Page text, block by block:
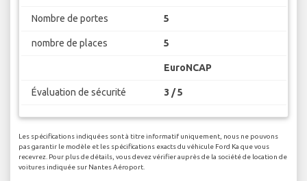
Nombre de portes 5
nombre de places 5
EuroNCAP
Évaluation de sécurité 3 / 5
Les spécifications indiquées sont à titre informatif uniquement, nous ne pouvons
pas garantir le modèle et les spécifications exacts du véhicule Ford Ka que vous
recevrez. Pour plus de détails, vous devez vérifier auprès de la société de location de
voitures indiquée sur Nantes Aéroport.